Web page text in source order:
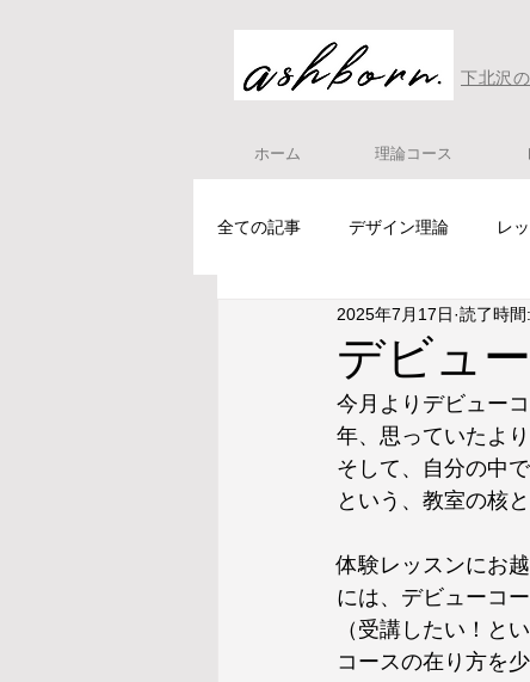
下北沢
ホーム 理論コース
全ての記事 デザイン理論 レ
理論コース
デビュ
2025年7月17日 読了時
今月よりデビュー
年、思っていたよ
そして、自分の中
という、教室の核
体験レッスンにお
には、デビューコ
（受講したい！と
コースの在り方を